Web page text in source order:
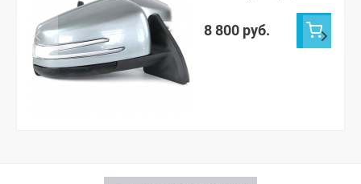
повторитель, электро-
регулировка)
8 800 руб.